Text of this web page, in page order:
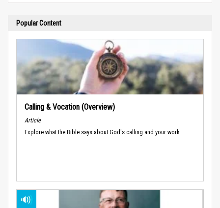
Popular Content
Calling & Vocation (Overview)
Article
Explore what the Bible says about God's calling and your work.